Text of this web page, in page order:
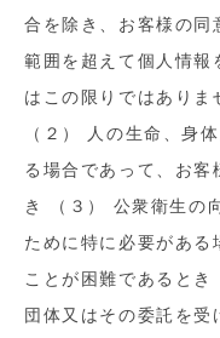
合を除き、お客様の同
範囲を超えて個人情報
はこの限りではあり
（２） 人の生命、身
る場合であって、お
き （３） 公衆衛生の
ために特に必要がある
ことが困難であると
団体又はその委託を